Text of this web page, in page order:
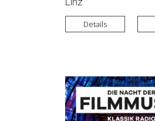
Linz
Details